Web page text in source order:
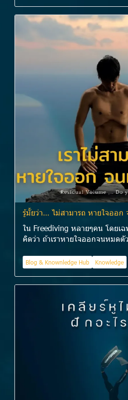
รู้มั้ยว่า… ไม่สามารถ หายใจออก
ใน Freediving หลายๆคน โดยเ
คิดว่า ถ้าเราหายใจออกจนหมดตั
Blog & Knownledge Hub Knowledge